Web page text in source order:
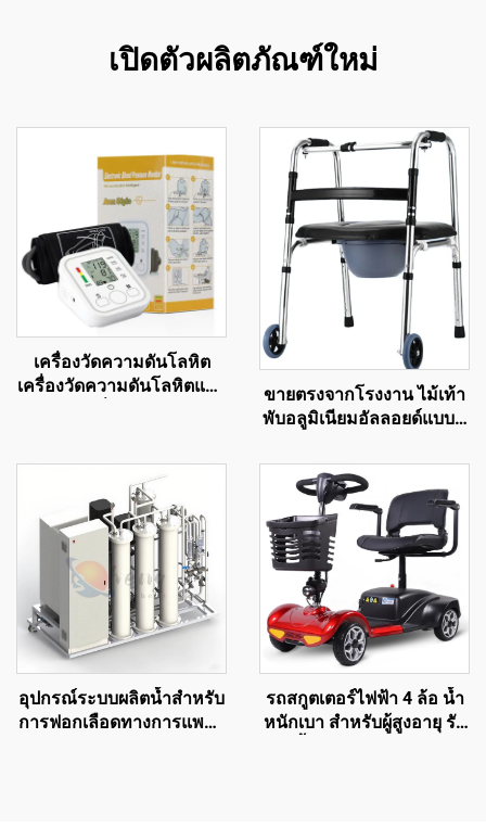
เปิดตัวผลิตภัณฑ์ใหม่
เครื่องวัดความดันโลหิต
เครื่องวัดความดันโลหิตแบบ
ขายตรงจากโรงงาน ไม้เท้า
พับอลูมิเนียมอัลลอยด์แบบมี
พิการ ซื้อโดยตรงจากแหล่ง
ผลิต
อุปกรณ์ระบบผลิตน้ำสำหรับ
การฟอกเลือดทางการแพทย์
รถสกูตเตอร์ไฟฟ้า 4 ล้อ น้ำ
หนักเบา สำหรับผู้สูงอายุ รับ